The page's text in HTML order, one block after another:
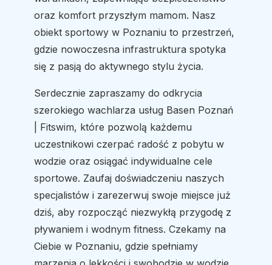
oraz komfort przyszłym mamom. Nasz
obiekt sportowy w Poznaniu to przestrzeń,
gdzie nowoczesna infrastruktura spotyka
się z pasją do aktywnego stylu życia.
Serdecznie zapraszamy do odkrycia
szerokiego wachlarza usług Basen Poznań
| Fitswim, które pozwolą każdemu
uczestnikowi czerpać radość z pobytu w
wodzie oraz osiągać indywidualne cele
sportowe. Zaufaj doświadczeniu naszych
specjalistów i zarezerwuj swoje miejsce już
dziś, aby rozpocząć niezwykłą przygodę z
pływaniem i wodnym fitness. Czekamy na
Ciebie w Poznaniu, gdzie spełniamy